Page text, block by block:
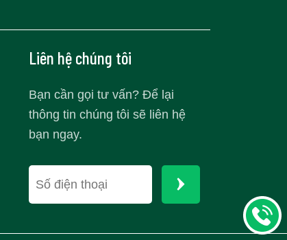
Liên hệ chúng tôi
Bạn cần gọi tư vấn? Để lại
thông tin chúng tôi sẽ liên hệ
bạn ngay.